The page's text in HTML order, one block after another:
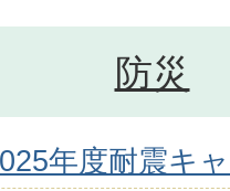
防災
年度耐震キ